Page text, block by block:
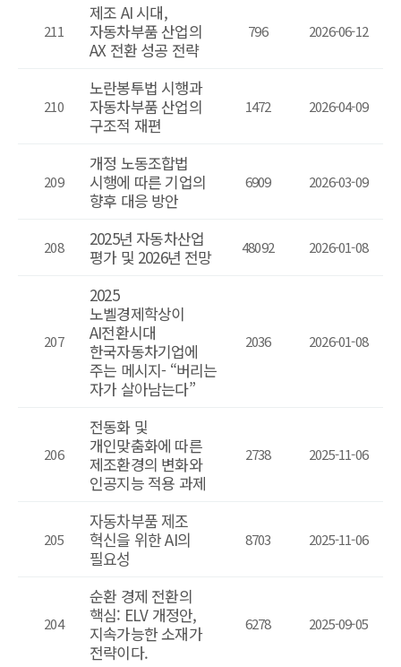
211
제조 AI 시대,
자동차부품 산업의
AX 전환 성공 전략
796 2026-06-12
210
노란봉투법 시행과
자동차부품 산업의
구조적 재편
1472 2026-04-09
209
개정 노동조합법
시행에 따른 기업의
향후 대응 방안
6909 2026-03-09
208
2025년 자동차산업
평가 및 2026년 전망
48092 2026-01-08
207
2025
노벨경제학상이
AI전환시대
한국자동차기업에
주는 메시지- “버리는
자가 살아남는다”
2036 2026-01-08
206
전동화 및
개인맞춤화에 따른
제조환경의 변화와
인공지능 적용 과제
2738 2025-11-06
205
자동차부품 제조
혁신을 위한 AI의
필요성
8703 2025-11-06
204
순환 경제 전환의
핵심: ELV 개정안,
지속가능한 소재가
전략이다.
6278 2025-09-05